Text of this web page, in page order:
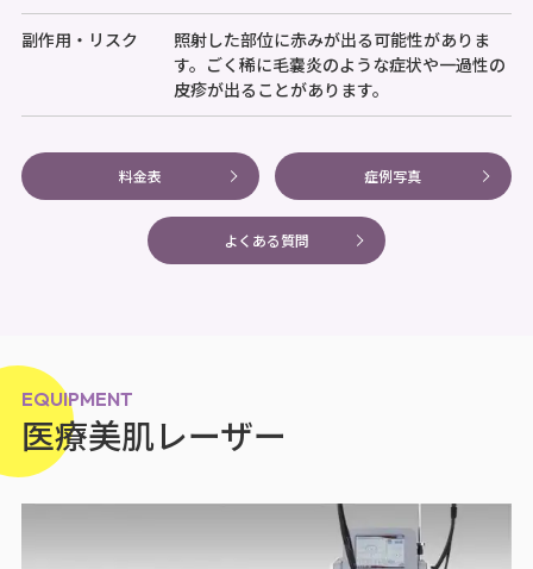
副作用・リスク
照射した部位に赤みが出る可能性がありま
す。ごく稀に毛嚢炎のような症状や一過性の
皮疹が出ることがあります。
料金表 症例写真
よくある質問
EQUIPMENT
医療美肌レーザー